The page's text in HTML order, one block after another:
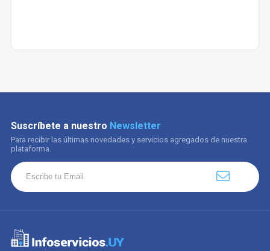
Suscríbete a nuestro Newsletter
Para recibir las últimas novedades y servicios agregados de nuestra
plataforma.